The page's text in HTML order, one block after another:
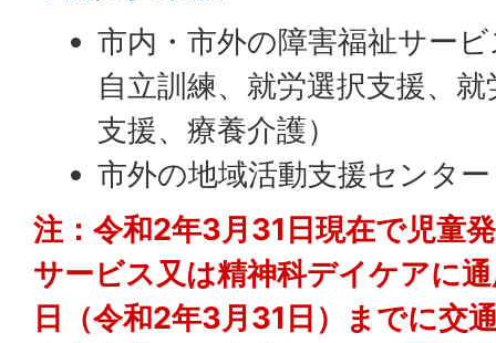
市内・市外の障害福祉サー
自立訓練、就労選択支援、
支援、療養介護）
市外の地域活動支援センター
注：令和2年3月31日現在で児童
サービス又は精神科デイケアに
日（令和2年3月31日）までに交